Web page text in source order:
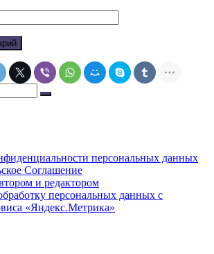
персональных данных
Соглашение
и редактором
персональных данных с
«Яндекс.Метрика»